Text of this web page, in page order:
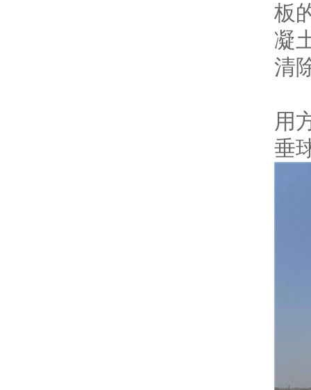
板
凝
清
用
垂